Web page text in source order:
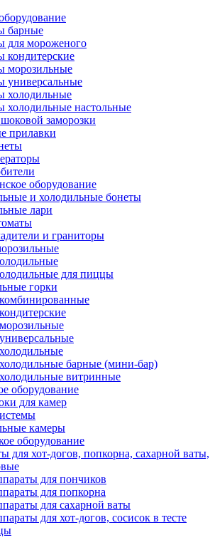
барные
для мороженого
кондитерские
морозильные
универсальные
холодильные
холодильные настольные
заморозки
прилавки
оборудование
и холодильные бонеты
лари
и граниторы
для пиццы
горки
барные (мини-бар)
витринные
оборудование
для камер
камеры
оборудование
для хот-догов, попкорна, сахарной ваты,
для пончиков
для попкорна
для сахарной ваты
для хот-догов, сосисок в тесте